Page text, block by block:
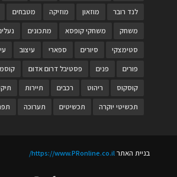
לנד רובר
מוזאון מוזיקה מטבחים
משחק
משחקי קופסא מתכונים
סטימצקי
סיורים ספארי עיצוב
פורים
פנים פסטיבל דרום אדום
קוסקוס
ריהוט רכבים תיירות
תכשיטי יוקרה
תכשיטים תערוכה
בניית האתרhttps://www.PRonline.co.il/